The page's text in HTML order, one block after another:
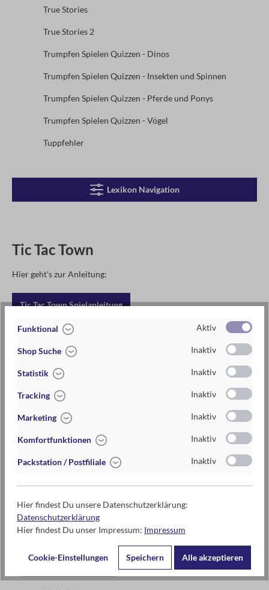
True Stories
True Stories 2
Trumpfen Spielen Quizzen - Dinos
Trumpfen Spielen Quizzen - Insekten und Spinnen
Trumpfen Spielen Quizzen - Pferde und Ponys
Trumpfen Spielen Quizzen - Vögel
Tuppfehler
Lexikon Navigation
Tic Tac Town
Hier geht's zur Anleitung:
Tic Tac Town Spielanleitung
Oder schaut euch einfach unser Erklärvideo an:
Funktional Aktiv
Shop Suche Inaktiv
Statistik Inaktiv
Tracking Inaktiv
Marketing Inaktiv
Komfortfunktionen Inaktiv
Packstation / Postfiliale Inaktiv
Hier findest Du unsere Datenschutzerklärung:
Datenschutzerklärung
Hier findest Du unser Impressum: Impressum
Cookie-Einstellungen Speichern Alle akzeptieren